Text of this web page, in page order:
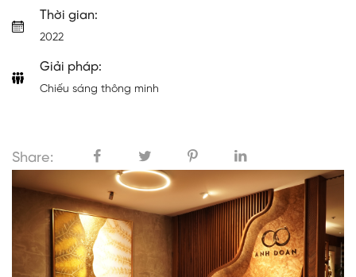
Thời gian:
2022
Giải pháp:
Chiếu sáng thông minh
Share: